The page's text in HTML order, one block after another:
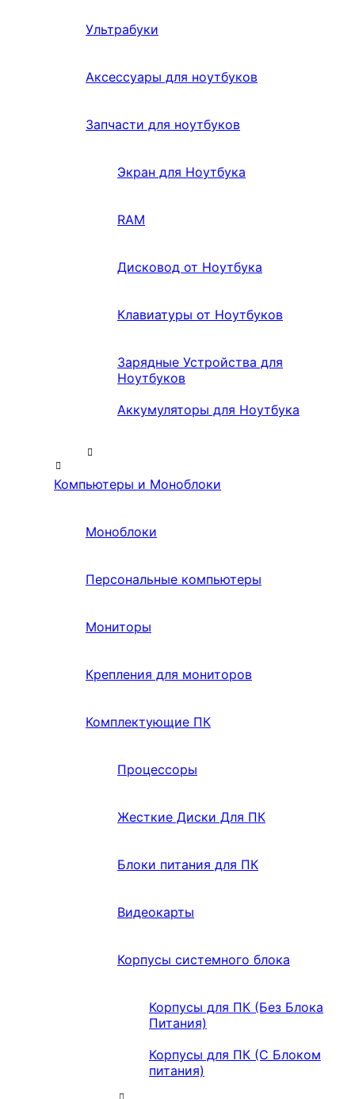
Ультрабуки
Аксессуары для ноутбуков
Запчасти для ноутбуков
Экран для Ноутбука
RAM
Дисковод от Ноутбука
Клавиатуры от Ноутбуков
Зарядные Устройства для
Ноутбуков
Аккумуляторы для Ноутбука
Компьютеры и Моноблоки
Моноблоки
Персональные компьютеры
Мониторы
Крепления для мониторов
Комплектующие ПК
Процессоры
Жесткие Диски Для ПК
Блоки питания для ПК
Видеокарты
Корпусы системного блока
Корпусы для ПК (Без Блока
Питания)
Корпусы для ПК (С Блоком
питания)